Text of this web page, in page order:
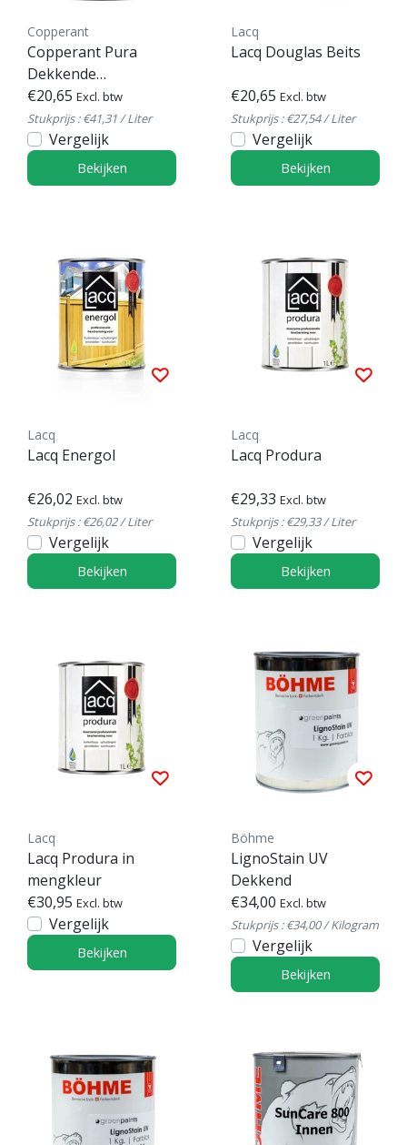
Copperant
Copperant Pura
Dekkende
Buitenbeits
€20,65 Excl. btw
Stukprijs : €41,31 / Liter
Vergelijk
Bekijken
Lacq
Lacq Douglas Beits
€20,65 Excl. btw
Stukprijs : €27,54 / Liter
Vergelijk
Bekijken
Lacq
Lacq Energol
€26,02 Excl. btw
Stukprijs : €26,02 / Liter
Vergelijk
Bekijken
Lacq
Lacq Produra
€29,33 Excl. btw
Stukprijs : €29,33 / Liter
Vergelijk
Bekijken
Lacq
Lacq Produra in
mengkleur
€30,95 Excl. btw
Vergelijk
Bekijken
Böhme
LignoStain UV
Dekkend
€34,00 Excl. btw
Stukprijs : €34,00 / Kilogram
Vergelijk
Bekijken